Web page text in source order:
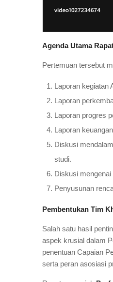
Agenda Utama
Pertemuan tersebut
Laporan kegiatan
Laporan
Laporan progres
Laporan
Diskusi
studi.
Diskusi
Penyusunan
Pembentukan Tim
Salah satu hasil
aspek krusial dalam
penentuan Capaian
serta peran asosiasi